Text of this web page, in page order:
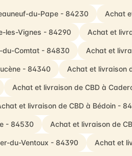
du-Pape - 84230 Achat
les-Vignes - 84290 Achat et
du-Comtat - 84830 Achat et
- 84340 Achat et livraison
Achat et livraison de CBD à
et livraison de CBD à Bédoin -
- 84530 Achat et livraison de
du-Ventoux - 84390 Achat et